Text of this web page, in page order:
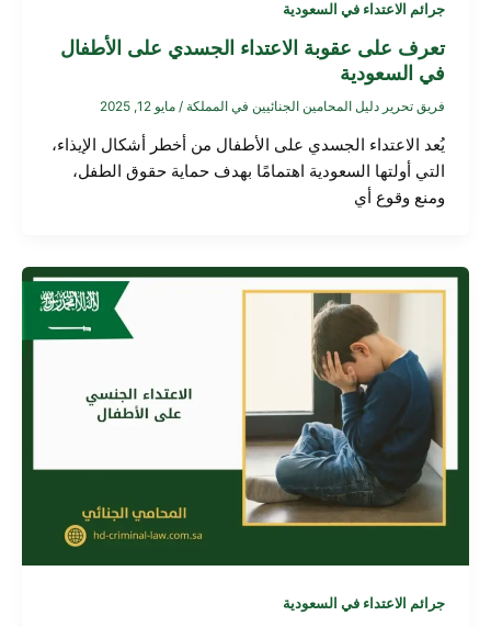
جرائم الاعتداء في السعودية
تعرف على عقوبة الاعتداء الجسدي على الأطفال
في السعودية
فريق تحرير دليل المحامين الجنائيين في المملكة / مايو 12, 2025
يُعد الاعتداء الجسدي على الأطفال من أخطر أشكال الإيذاء،
التي أولتها السعودية اهتمامًا بهدف حماية حقوق الطفل،
ومنع وقوع أي
جرائم الاعتداء في السعودية